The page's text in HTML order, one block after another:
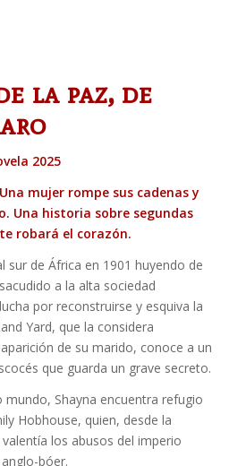
la paz, de
2025
mujer rompe sus cadenas y
Una historia sobre segundas
robará el corazón.
sur de África en 1901 huyendo de
a la alta sociedad
por reconstruirse y esquiva la
Yard, que la considera
de su marido, conoce a un
que guarda un grave secreto.
mundo, Shayna encuentra refugio
Hobhouse, quien, desde la
los abusos del imperio
bóer.